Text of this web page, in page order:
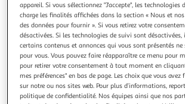
AUCHAN
Potée familiale
appareil. Si vous sélectionnez "J'accepte", les technologies
charge les finalités affichées dans la section « Nous et
des données pour fournir ». Si vous retirez votre
désactivées. Si les technologies de suivi sont
certains contenus et annonces qui vous sont présentés
pour vous. Vous pouvez faire réapparaître ce menu pour
pour retirer votre consentement à tout moment en
mes préférences" en bas de page. Les choix que vous
sur notre ou nos sites web. Pour plus d’informations,
politique de confidentialité. Nos équipes ainsi que nos